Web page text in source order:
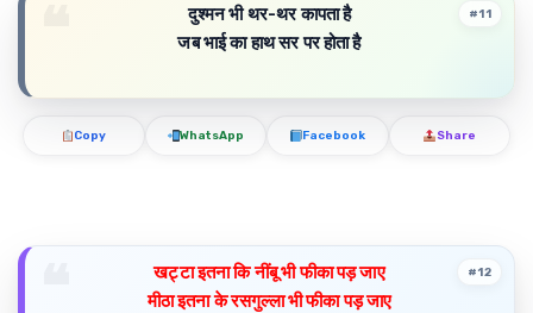
दुश्मन भी थर-थर कापता है
जब भाई का हाथ सर पर होता है
#11
Copy WhatsApp Facebook Share
खट्टा इतना कि नींबू भी फीका पड़ जाए
मीठा इतना के रसगुल्ला भी फीका पड़ जाए
#12